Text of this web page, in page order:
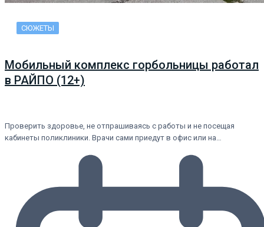
СЮЖЕТЫ
Мобильный комплекс горбольницы работал
в РАЙПО (12+)
Проверить здоровье, не отпрашиваясь с работы и не посещая
кабинеты поликлиники. Врачи сами приедут в офис или на…